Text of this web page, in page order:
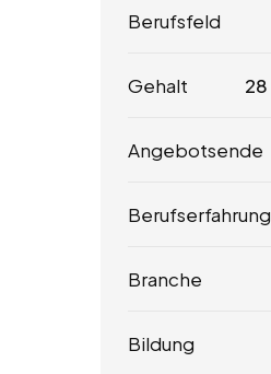
Berufsfeld
Gehalt 28
Angebotsende
Berufserfahrung
Branche
Bildung